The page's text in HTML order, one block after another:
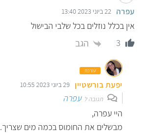
עפרה 22 ביוני 2023 13:40
אין בכלל נוזלים בכל שלבי הבישול
3
הגב
עורכת
יפעת בורשטיין 29 ביוני 2023 10:55
תגובה לעפרה
היי עפרה,
מבשלים את החומוס בכמה מים שצריך.